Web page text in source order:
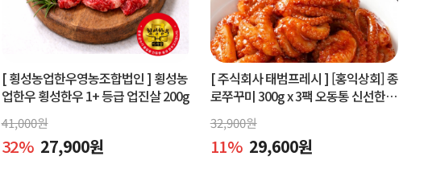
[ 횡성농업한우영농조합법인 ] 횡성농
업한우 횡성한우 1+ 등급 업진살 200g
41,000원
32% 27,900원
[ 주식회사 태범프레시 ] [홍익상회] 종
로쭈꾸미 300g x 3팩 오동통 신선한원
물맛 그대로
32,900원
11% 29,600원